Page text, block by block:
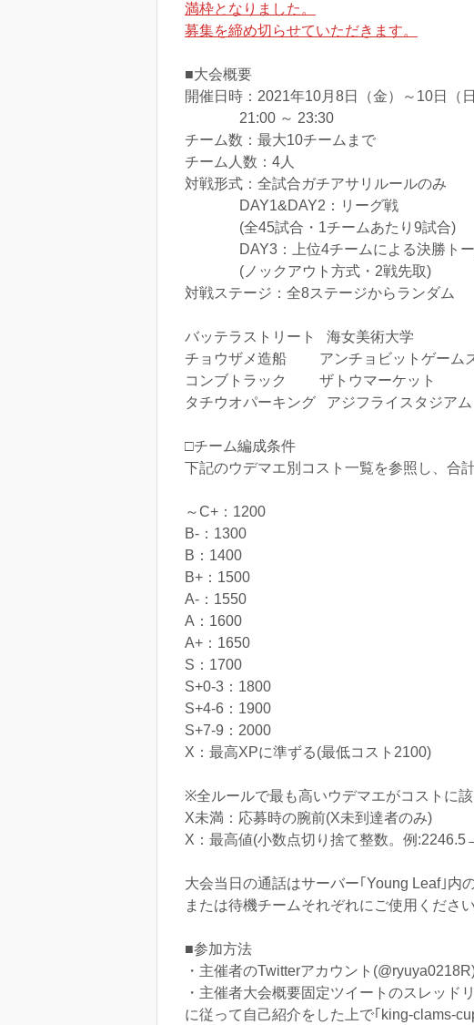
満枠となりました。
募集を締め切らせていただきます。
■大会概要
開催日時：2021年10月8日（金）～10日（日
21:00 ～ 23:30
チーム数：最大10チームまで
チーム人数：4人
対戦形式：全試合ガチアサリルールのみ
DAY1&DAY2：リーグ戦
(全45試合・1チームあたり9試合)
DAY3：上位4チームによる決勝トー
(ノックアウト方式・2戦先取)
対戦ステージ：全8ステージからランダム
バッテラストリート 海女美術大学
チョウザメ造船 アンチョビットゲーム
コンブトラック ザトウマーケット
タチウオパーキング アジフライスタジアム
□チーム編成条件
下記のウデマエ別コスト一覧を参照し、合
～C+：1200
B-：1300
B：1400
B+：1500
A-：1550
A：1600
A+：1650
S：1700
S+0-3：1800
S+4-6：1900
S+7-9：2000
X：最高XPに準ずる(最低コスト2100)
※全ルールで最も高いウデマエがコストに該
X未満：応募時の腕前(X未到達者のみ)
X：最高値(小数点切り捨て整数。例
大会当日の通話はサーバー｢Young Leaf｣内
または待機チームそれぞれにご使用くださ
■参加方法
・主催者のTwitterアカウント
・主催者大会概要固定ツイートのスレッド
に従って自己紹介をした上で｢king-clams-